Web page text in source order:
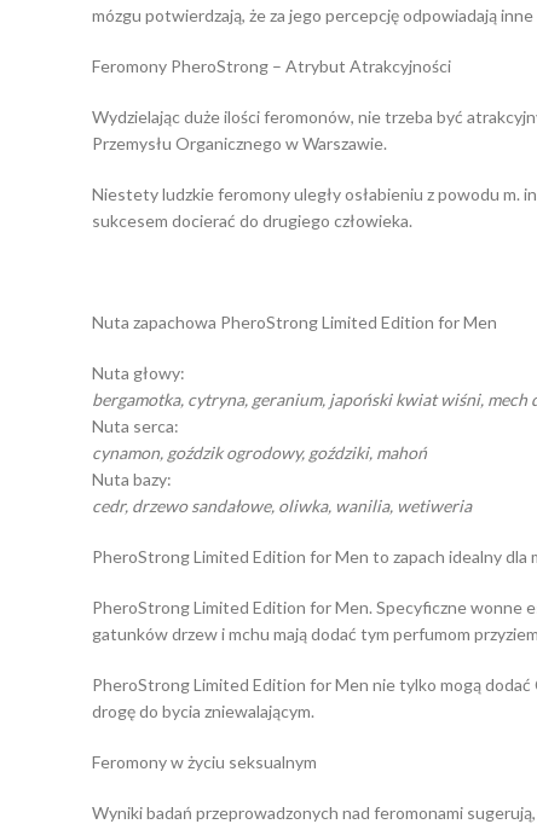
mózgu potwierdzają, że za jego percepcję odpowiadają
Feromony PheroStrong – Atrybut Atrakcyjności
Wydzielając duże ilości feromonów, nie trzeba być
Przemysłu Organicznego w Warszawie.
Niestety ludzkie feromony uległy osłabieniu z powodu m.
sukcesem docierać do drugiego człowieka.
Nuta zapachowa PheroStrong Limited Edition for Men
Nuta głowy:
bergamotka, cytryna, geranium, japoński kwiat wiśni, mech
Nuta serca:
cynamon, goździk ogrodowy, goździki, mahoń
Nuta bazy:
cedr, drzewo sandałowe, oliwka, wanilia, wetiweria
PheroStrong Limited Edition for Men to zapach idealny dla
PheroStrong Limited Edition for Men. Specyficzne wonne
gatunków drzew i mchu mają dodać tym perfumom
PheroStrong Limited Edition for Men nie tylko mogą
drogę do bycia zniewalającym.
Feromony w życiu seksualnym
Wyniki badań przeprowadzonych nad feromonami